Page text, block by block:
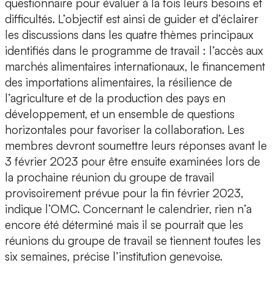
questionnaire pour évaluer à la fois leurs besoins et
difficultés. L’objectif est ainsi de guider et d’éclairer
les discussions dans les quatre thèmes principaux
identifiés dans le programme de travail : l’accès aux
marchés alimentaires internationaux, le financement
des importations alimentaires, la résilience de
l’agriculture et de la production des pays en
développement, et un ensemble de questions
horizontales pour favoriser la collaboration. Les
membres devront soumettre leurs réponses avant le
3 février 2023 pour être ensuite examinées lors de
la prochaine réunion du groupe de travail
provisoirement prévue pour la fin février 2023,
indique l’OMC. Concernant le calendrier, rien n’a
encore été déterminé mais il se pourrait que les
réunions du groupe de travail se tiennent toutes les
six semaines, précise l’institution genevoise.